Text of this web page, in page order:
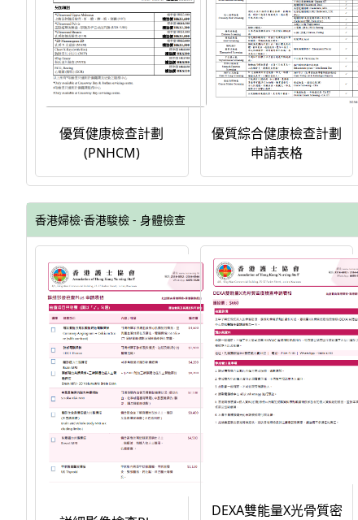
優質健康檢查計劃
(PNHCM)
優質綜合健康檢查計劃
申請表格
香港婦檢·香港駿檢 - 身體檢查
DEXA雙能量X光骨質密